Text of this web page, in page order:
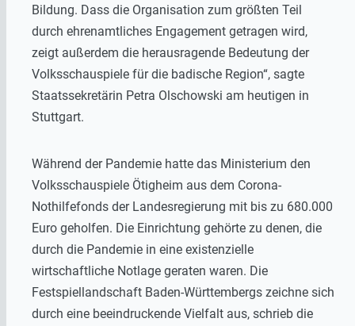
Bildung. Dass die Organisation zum größten Teil
durch ehrenamtliches Engagement getragen wird,
zeigt außerdem die herausragende Bedeutung der
Volksschauspiele für die badische Region“, sagte
Staatssekretärin Petra Olschowski am heutigen in
Stuttgart.
Während der Pandemie hatte das Ministerium den
Volksschauspiele Ötigheim aus dem Corona-
Nothilfefonds der Landesregierung mit bis zu 680.000
Euro geholfen. Die Einrichtung gehörte zu denen, die
durch die Pandemie in eine existenzielle
wirtschaftliche Notlage geraten waren. Die
Festspiellandschaft Baden-Württembergs zeichne sich
durch eine beeindruckende Vielfalt aus, schrieb die